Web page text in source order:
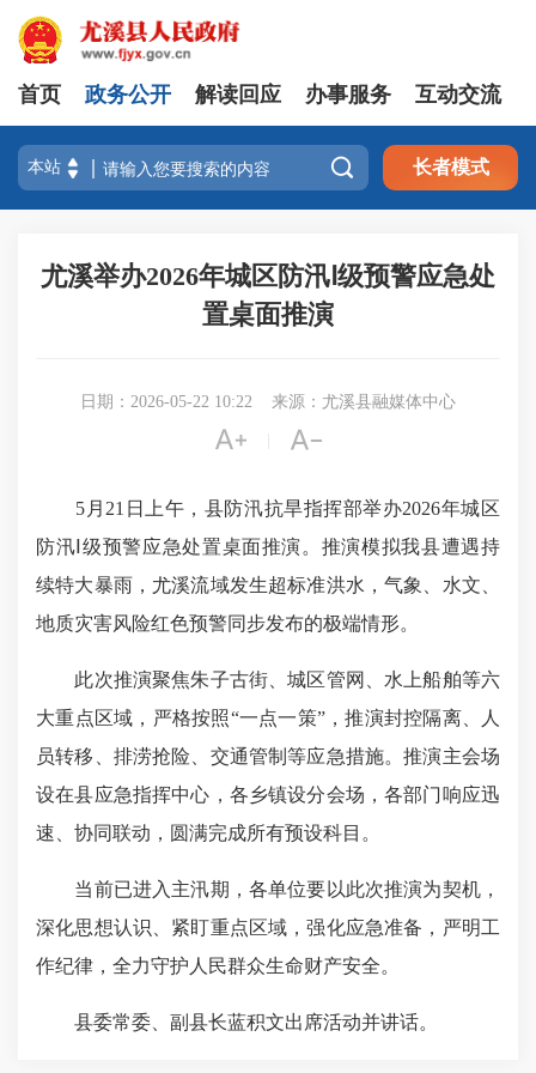
首页 政务公开 解读回应 办事服务 互动交流
 长者模式
尤溪举办2026年城区防汛Ⅰ级预警应急处
置桌面推演
日期：2026-05-22 10:22 来源：尤溪县融媒体中心
 
5月21日上午，县防汛抗旱指挥部举办2026年城区
防汛Ⅰ级预警应急处置桌面推演。推演模拟我县遭遇持
续特大暴雨，尤溪流域发生超标准洪水，气象、水文、
地质灾害风险红色预警同步发布的极端情形。
此次推演聚焦朱子古街、城区管网、水上船舶等六
大重点区域，严格按照“一点一策”，推演封控隔离、人
员转移、排涝抢险、交通管制等应急措施。推演主会场
设在县应急指挥中心，各乡镇设分会场，各部门响应迅
速、协同联动，圆满完成所有预设科目。
当前已进入主汛期，各单位要以此次推演为契机，
深化思想认识、紧盯重点区域，强化应急准备，严明工
作纪律，全力守护人民群众生命财产安全。
县委常委、副县长蓝积文出席活动并讲话。